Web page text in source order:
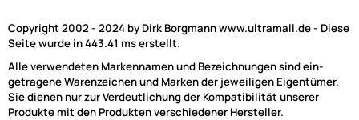
Copyright 2002 - 2024 by Dirk Borgmann www.ultramall.de - Diese
Seite wurde in 443.41 ms erstellt.
Alle verwendeten Markennamen und Bezeichnungen sind ein-
getragene Warenzeichen und Marken der jeweiligen Eigentümer.
Sie dienen nur zur Verdeutlichung der Kompatibilität unserer
Produkte mit den Produkten verschiedener Hersteller.